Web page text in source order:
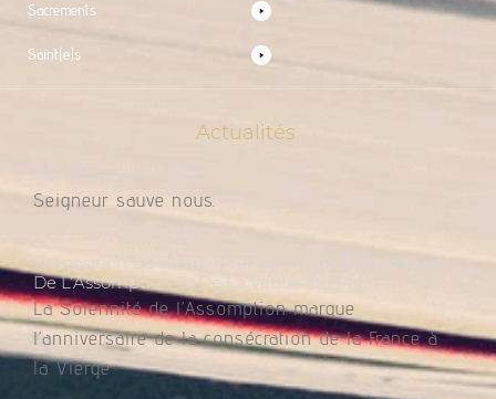
Sacrements
Saint(e)s
Actualités
Seigneur sauve nous.
Proposition De Prière Pour La France À L’occasion
De L’Assomption Et De La Venue Du Pape
La Solennité de l’Assomption marque
l’anniversaire de la consécration de la France à
la Vierge